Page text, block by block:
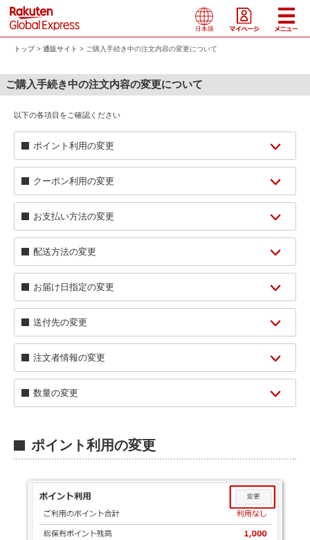
トップ 通販サイト ご購入手続き中の注文内容の変更について
ご購入手続き中の注文内容の変更について
以下の各項目をご確認ください
ポイント利用の変更
クーポン利用の変更
お支払い方法の変更
配送方法の変更
お届け日指定の変更
送付先の変更
注文者情報の変更
数量の変更
C ポイント利用の変更